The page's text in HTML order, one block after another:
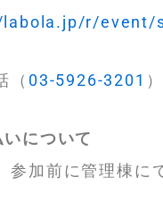
r/event/
（ 03-5926-3201
いについて
参加前に管理棟に